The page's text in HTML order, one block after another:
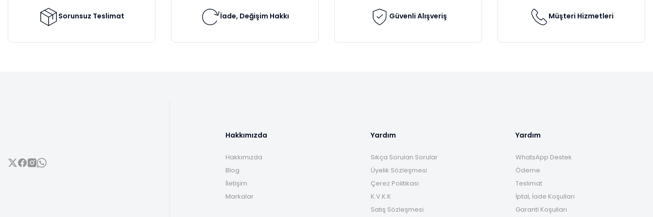
Bu ürüne benzer farklı alternatifler olmalı.
Sorunsuz Teslimat İade, Değişim Hakkı Güvenli Alışveriş Müşteri Hizmetleri
Hakkımızda
Hakkımızda
Blog
İletişim
Markalar
Yardım
Sıkça Sorulan Sorular
Üyelik Sözleşmesi
Çerez Politikası
K.V.K.K
Satış Sözleşmesi
Yardım
WhatsApp Destek
Ödeme
Teslimat
İptal, İade Koşulları
Garanti Koşulları